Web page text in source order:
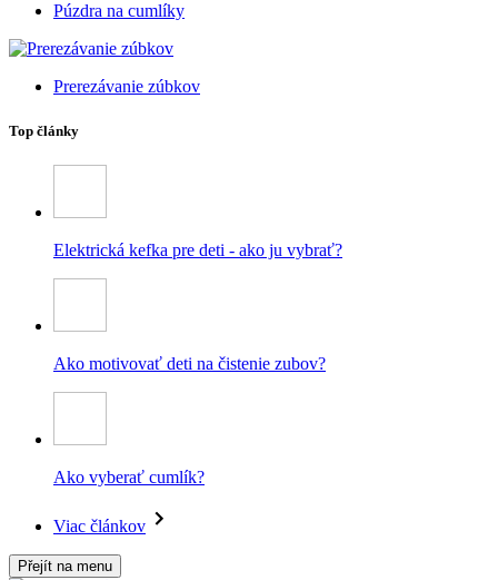
Púzdra na cumlíky
Prerezávanie zúbkov
Top články
Elektrická kefka pre deti - ako ju vybrať?
Ako motivovať deti na čistenie zubov?
Ako vyberať cumlík?
Viac článkov
Přejít na menu